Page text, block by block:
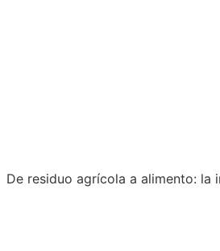
De residuo agrícola a alimento: la